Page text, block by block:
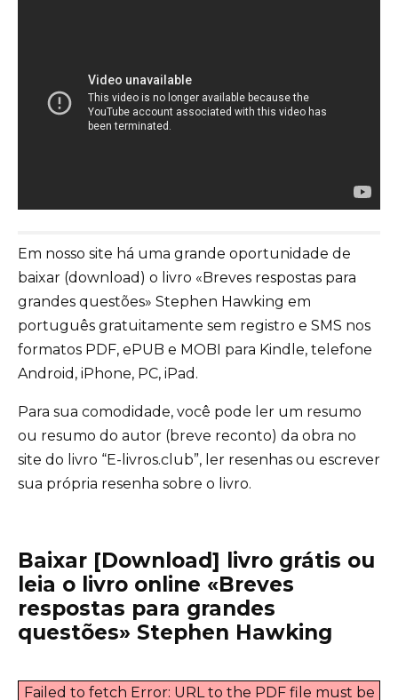
Em nosso site há uma grande oportunidade de
baixar (download) o livro «Breves respostas para
grandes questões» Stephen Hawking em
português gratuitamente sem registro e SMS nos
formatos PDF, ePUB e MOBI para Kindle, telefone
Android, iPhone, PC, iPad.
Para sua comodidade, você pode ler um resumo
ou resumo do autor (breve reconto) da obra no
site do livro “E-livros.club”, ler resenhas ou escrever
sua própria resenha sobre o livro.
Baixar [Download] livro grátis ou
leia o livro online «Breves
respostas para grandes
questões» Stephen Hawking
Failed to fetch Error: URL to the PDF file must be